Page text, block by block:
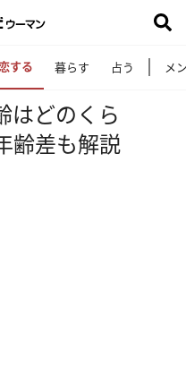
する 暮らす 占う メ
はどのくら
齢差も解説